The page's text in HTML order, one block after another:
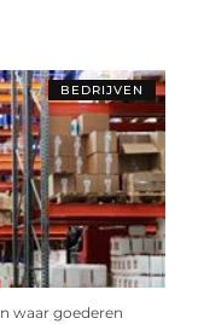
BEDRIJVEN
waar goederen